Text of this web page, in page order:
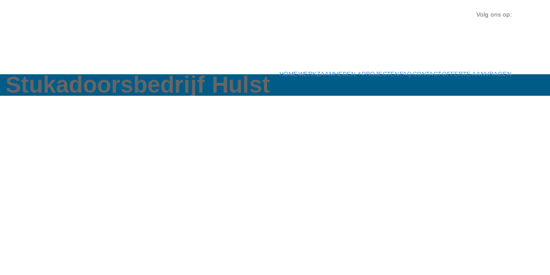
Volg ons op:
HOMEWERKZAAMHEDEN PROJECTENFAQCONTACTOFFERTE AANVRAGEN
Stukadoorsbedrijf Hulst